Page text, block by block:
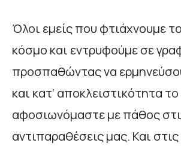
Όλοι εμείς που φτιάχνουμε
κόσμο και εντρυφούμε σε
προσπαθώντας να
και κατ’ αποκλειστικότητα
αφοσιωνόμαστε με πάθος
αντιπαραθέσεις μας. Και